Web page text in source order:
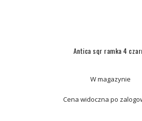
Antica sqr ramka 4
W magazynie
Cena widoczna po